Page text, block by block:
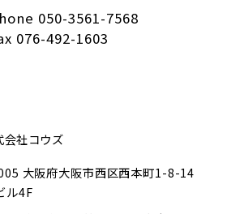
050-3561-7568
076-492-1603
会社コウズ
大阪府大阪市西区西本町1-8-14
ル4F